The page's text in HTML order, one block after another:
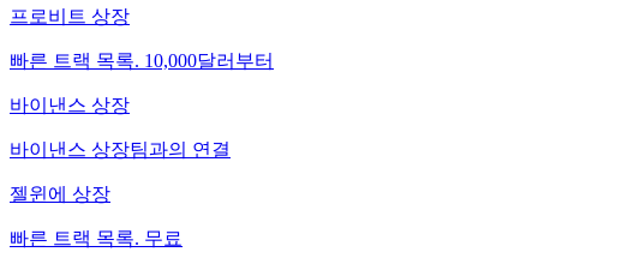
프로비트 상장
빠른 트랙 목록. 10,000달러부터
바이낸스 상장
바이낸스 상장팀과의 연결
젤윈에 상장
빠른 트랙 목록. 무료